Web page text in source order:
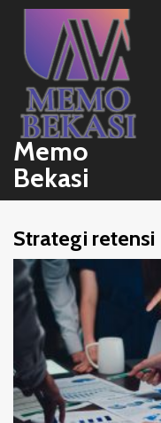
Skip
content
Memo
Bekasi
Strategi retensi